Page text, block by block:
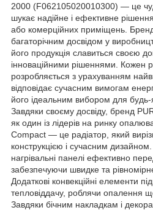
2000 (F062105020010300) — це
шукає надійне і ефективне
або комерційних приміщень.
багаторічним досвідом у
його продукція славиться своєю
інноваційними рішеннями. Кожен
розробляється з урахуванням
відповідає сучасним вимогам
його ідеальним вибором для будь-
Завдяки своєму досвіду, бренд
як один із лідерів на ринку
Compact — це радіатор, який
конструкцією і сучасним
нагрівальні панелі ефективно
забезпечуючи швидке та
Додаткові конвекційні елементи
тепловіддачу, роблячи опалення
Завдяки бічним накладкам і